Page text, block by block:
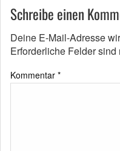
Schreibe einen
Deine E-Mail-Adresse
Erforderliche Felder sind
Kommentar *